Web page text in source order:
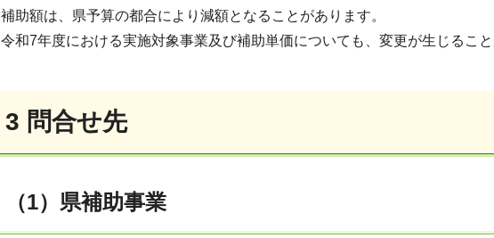
補助額は、県予算の都合により減額となることがあります。
令和7年度における実施対象事業及び補助単価についても、変更が生じるこ
3 問合せ先
（1）県補助事業